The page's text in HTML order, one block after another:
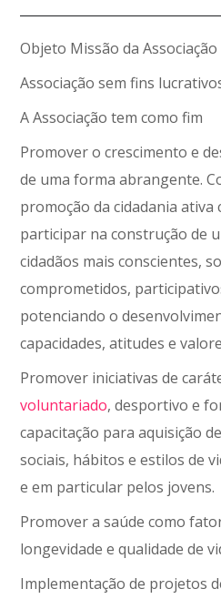
Objeto Missão da Associação
Associação sem fins
A Associação tem como fim
Promover o crescimento e
de uma forma abrangente.
promoção da cidadania ativa
participar na construção de
cidadãos mais conscientes,
comprometidos,
potenciando o
capacidades, atitudes e
Promover iniciativas de
voluntariado, desportivo e
capacitação para aquisição
sociais, hábitos e estilos de
e em particular pelos jovens.
Promover a saúde como
longevidade e qualidade de
Implementação de projetos